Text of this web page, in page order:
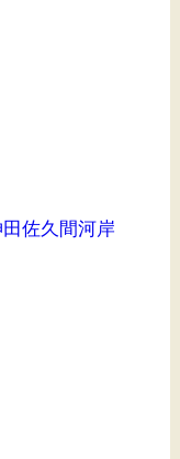
佐久間河岸